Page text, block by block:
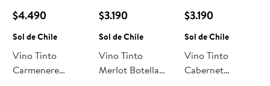
$4.490
Sol de Chile
Vino Tinto
Carmenere
$3.190
Sol de Chile
Vino Tinto
Merlot Botella
$3.190
Sol de Chile
Vino Tinto
Cabernet